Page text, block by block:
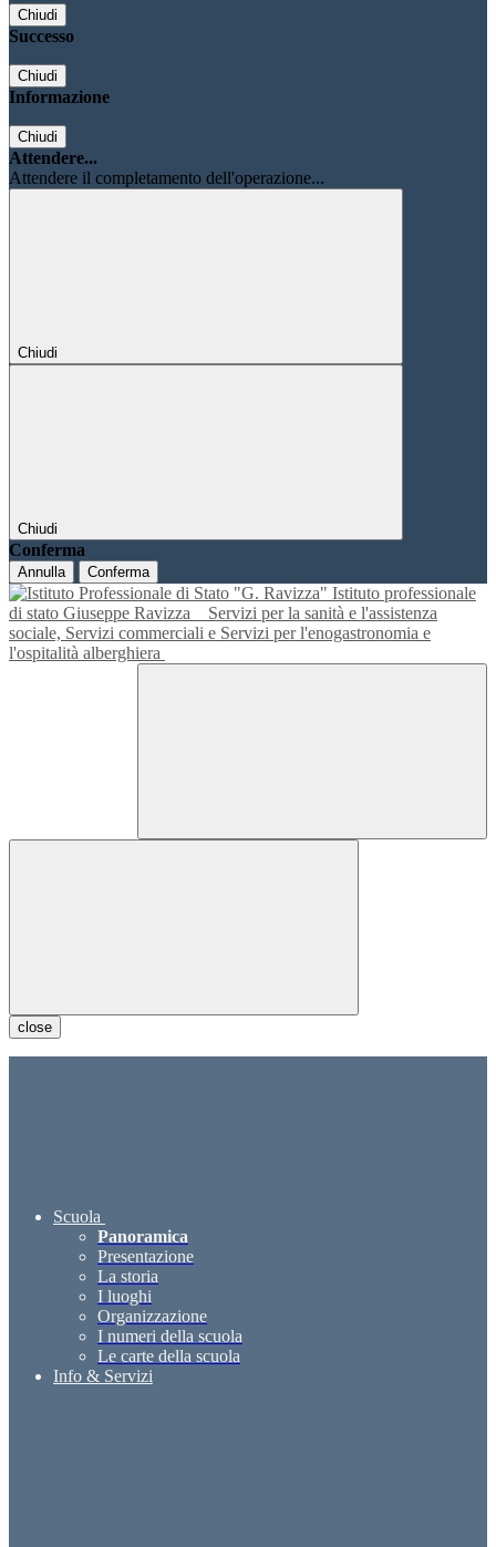
Chiudi
Successo
Chiudi
Informazione
Chiudi
Attendere...
Attendere il completamento dell'operazione...
Chiudi
Chiudi
Conferma
Annulla Conferma
Istituto professionale
di stato Giuseppe Ravizza
Servizi per la sanità e l'assistenza
sociale, Servizi commerciali e Servizi per l'enogastronomia e
l'ospitalità alberghiera
close
Scuola
Panoramica
Presentazione
La storia
I luoghi
Organizzazione
I numeri della scuola
Le carte della scuola
Info & Servizi